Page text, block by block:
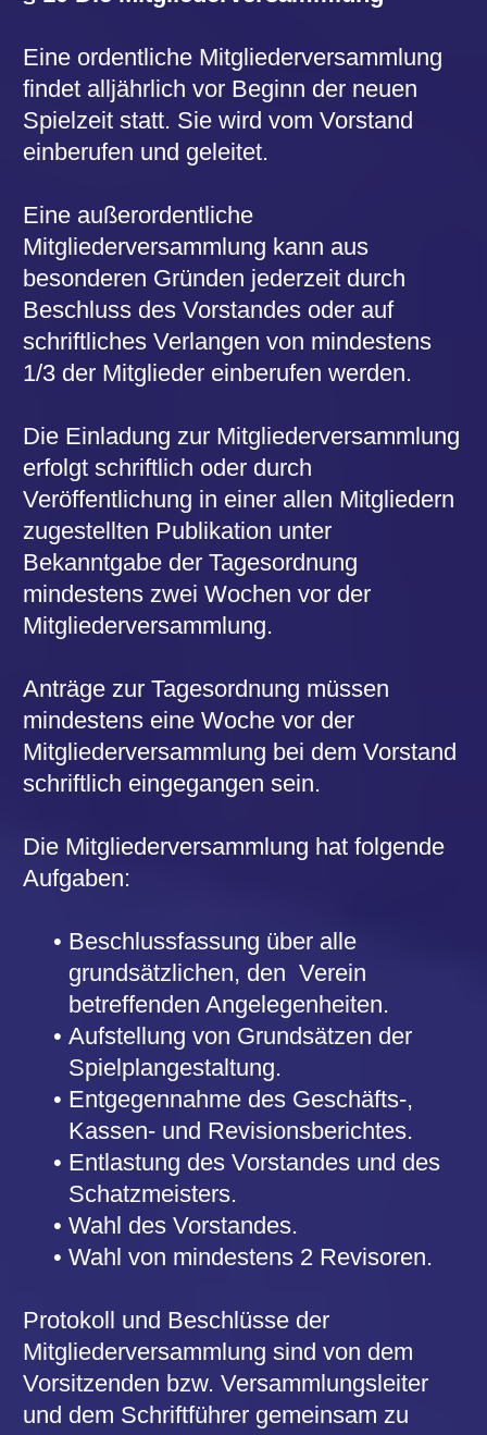
oder der Anerkennung der
Gemeinnützigkeit durch das Finanzamt
bestimmte Satzungsinhalte entgegen, ist
der Vorstand berechtigt, entsprechende
Änderungen eigenständig durchzuführen.
§ 12 Die Revisoren
Die Revisoren sind verpflichtet, nach
eigenem Ermessen die Kassengeschäfte
zu prüfen, schriftliche Prüfungsvermerke
Mitglieder-versammlung vorzulegen und
die sich hieraus ergebenden Anträge zu
§ 13 Abstimmungen und Wahlen
Die Abstimmungen und Wahlen in der
Mitgliederversammlung und im Vorstand
erfolgen mit einfacher Mehrheit.
Bei Satzungsänderung ist
Zweidrittelmehrheit der anwesenden
Mitglieder erforderlich.
Die Wahl des Vorstandes und der
Revisoren in der Mitgliederversammlung
erfolgt auf die Dauer von vier Jahren. Die
Wiederwahl ist zulässig.
Bei Ausscheiden eines
nächsten Mitgliederversammlung
Ergänzungswahlen möglich.
§ 14 Vertretung des Vereins
Vorstand im Sinne des § 26 BGB sind der
Vorsitzende, der stellvertretende
Vorsitzende, und der Schatzmeister und
der stellv. Schatzmeister, von denen
jeweils zwei gemeinsam
die Volksbühne Hanau e. V. gerichtlich
und außergerichtlich vertreten.
§ 15 Auflösung des Vereins
Der Verein kann nur durch Beschluss der
Mitgliederversammlung aufgelöst werden.
beantragen, ist vom Vorstand eine
Mitgliederversammlung einzuberufen. Der
Auflösungsbeschluss erfordert die
Zustimmung von neun Zehnteln der
anwesenden Mitglieder.